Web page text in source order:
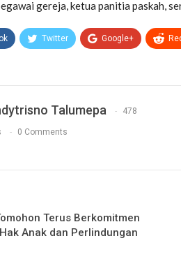
gereja, ketua panitia paskah,
Twitter Google+
Talumepa 478
0 Comments
Terus Berkomitmen
Anak dan Perlindungan